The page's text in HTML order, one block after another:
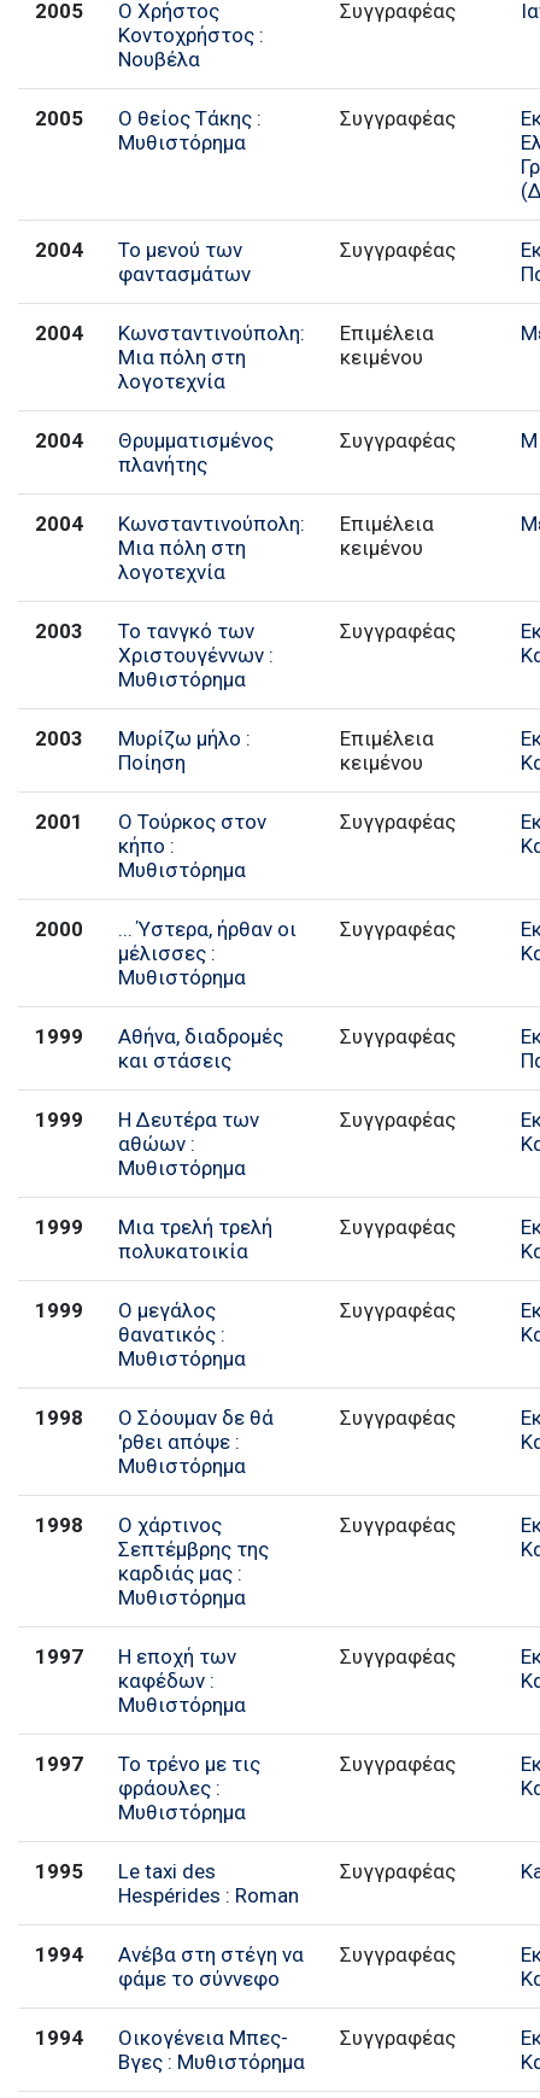
2005
Ο Χρήστος
Κοντοχρήστος :
Νουβέλα
Συγγραφέας
2005
Ο θείος Τάκης :
Μυθιστόρημα
Συγγραφέας
2004
Το μενού των
φαντασμάτων
Συγγραφέας
2004
Κωνσταντινούπολη:
Μια πόλη στη
λογοτεχνία
Επιμέλεια
κειμένου
2004
Θρυμματισμένος
πλανήτης
Συγγραφέας
2004
Κωνσταντινούπολη:
Μια πόλη στη
λογοτεχνία
Επιμέλεια
κειμένου
2003
Το τανγκό των
Χριστουγέννων :
Μυθιστόρημα
Συγγραφέας
2003
Μυρίζω μήλο :
Ποίηση
Επιμέλεια
κειμένου
2001
Ο Τούρκος στον
κήπο :
Μυθιστόρημα
Συγγραφέας
2000
... Ύστερα, ήρθαν οι
μέλισσες :
Μυθιστόρημα
Συγγραφέας
1999
Αθήνα, διαδρομές
και στάσεις
Συγγραφέας
1999
Η Δευτέρα των
αθώων :
Μυθιστόρημα
Συγγραφέας
1999
Μια τρελή τρελή
πολυκατοικία
Συγγραφέας
1999
Ο μεγάλος
θανατικός :
Μυθιστόρημα
Συγγραφέας
1998
Ο Σόουμαν δε θά
'ρθει απόψε :
Μυθιστόρημα
Συγγραφέας
1998
Ο χάρτινος
Σεπτέμβρης της
καρδιάς μας :
Μυθιστόρημα
Συγγραφέας
1997
Η εποχή των
καφέδων :
Μυθιστόρημα
Συγγραφέας
1997
Το τρένο με τις
φράουλες :
Μυθιστόρημα
Συγγραφέας
1995
Le taxi des
Hespérides : Roman
Συγγραφέας
1994
Ανέβα στη στέγη να
φάμε το σύννεφο
Συγγραφέας
1994
Οικογένεια Μπες-
Βγες : Μυθιστόρημα
Συγγραφέας